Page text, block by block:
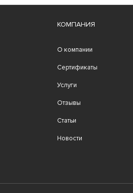
КОМПАНИЯ
О компании
Сертификаты
Услуги
Отзывы
Статьи
Новости